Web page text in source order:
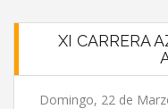
XI CARRERA
Domingo, 22 de